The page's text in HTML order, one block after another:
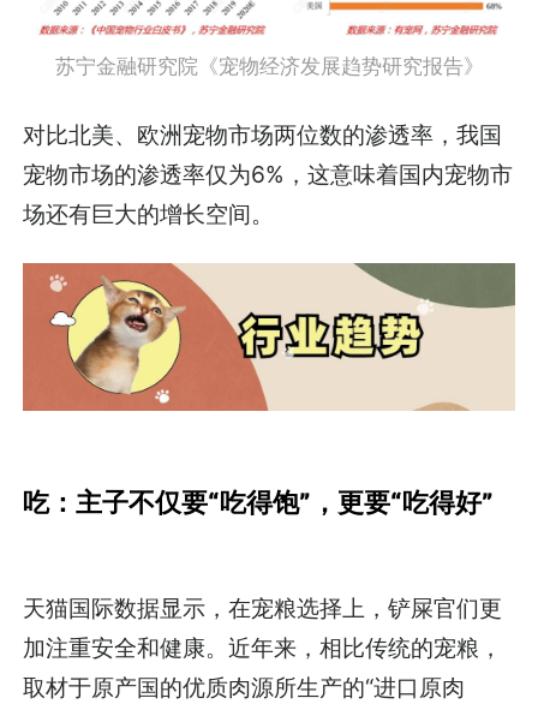
苏宁金融研究院《宠物经济发展趋势研究报告》
对比北美、欧洲宠物市场两位数的渗透率，我国
宠物市场的渗透率仅为6%，这意味着国内宠物市
场还有巨大的增长空间。
吃：主子不仅要“吃得饱”，更要“吃得好”
天猫国际数据显示，在宠粮选择上，铲屎官们更
加注重安全和健康。近年来，相比传统的宠粮，
取材于原产国的优质肉源所生产的“进口原肉